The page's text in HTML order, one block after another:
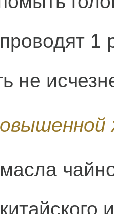
1
не
китайского